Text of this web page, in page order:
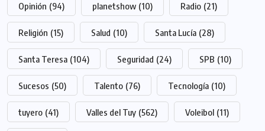
Opinión (94) planetshow (10) Radio (21)
Religión (15) Salud (10) Santa Lucía (28)
Santa Teresa (104) Seguridad (24) SPB (10)
Sucesos (50) Talento (76) Tecnología (10)
tuyero (41) Valles del Tuy (562) Voleibol (11)